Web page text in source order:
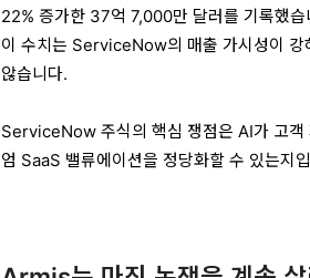
22% 증가한 37억 7,000만 달러를 기록했
이 수치는 ServiceNow의 매출 가시성이 강
않습니다.
ServiceNow 주식의 핵심 쟁점은 AI가 고객
엄 SaaS 밸류에이션을 정당화할 수 있는지